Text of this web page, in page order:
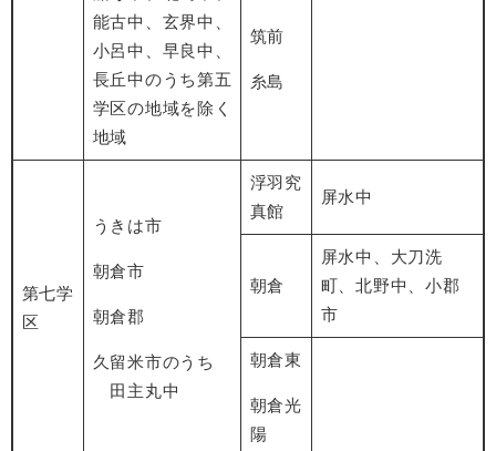
能古中、玄界中、
小呂中、早良中、
長丘中のうち第五
学区の地域を除く
地域
筑前
糸島
第七学
区
うきは市
朝倉市
朝倉郡
久留米市のうち
田主丸中
浮羽究
真館
屏水中
朝倉
屏水中、大刀洗
町、北野中、小郡
市
朝倉東
朝倉光
陽